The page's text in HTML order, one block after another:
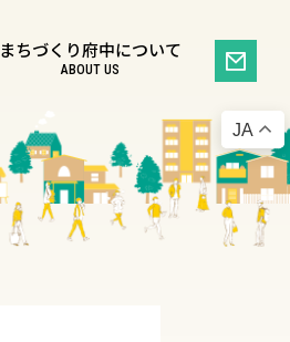
まちづくり府中について
ABOUT US
JA